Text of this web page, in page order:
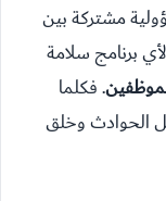
مشتركة بين
برنامج سلامة
. فكلما
الحوادث وخلق